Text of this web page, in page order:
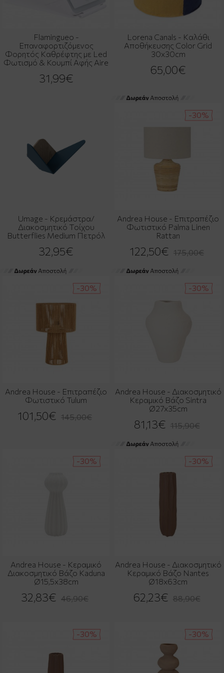
Flamingueo -
Επαναφορτιζόμενος
Φορητός Καθρέφτης με Led
Φωτισμό & Κουμπί Αφής Aire
31,99€
Lorena Canals - Καλάθι
Αποθήκευσης Color Grid
30x30cm
65,00€
Umage - Κρεμάστρα/
Διακοσμητικό Τοίχου
Butterflies Medium Πετρόλ
32,95€
-30%
Andrea House - Επιτραπέζιο
Φωτιστικό Palma Linen
Rattan
122,50€ 175,00€
-30%
Andrea House - Επιτραπέζιο
Φωτιστικό Tulum
101,50€ 145,00€
-30%
Andrea House - Διακοσμητικό
Κεραμικό Βάζο Sintra
Ø27x35cm
81,13€ 115,90€
-30%
Andrea House - Κεραμικό
Διακοσμητικό Βάζο Kaduna
Ø15,5x38cm
32,83€ 46,90€
-30%
Andrea House - Διακοσμητικό
Κεραμικό Βάζο Nantes
Ø18x63cm
62,23€ 88,90€
-30% -30%